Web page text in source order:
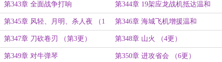
第343章 全面战争打响 第344章 19架应龙战机抵达温和
第345章 风轻、月明、杀人夜 （1
更）
第346章 海城飞机增援温和
第347章 刀砍卷刃 （第3更） 第348章 山火 （4更）
第349章 对牛弹琴 第350章 进攻省会 （6更）